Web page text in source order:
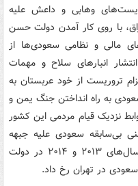
وهابی و داعش علیه
با روی کار آمدن دولت حسن
مالی و نظامی سعودی‌ها از
انبارهای سلاح و مهمات
تروریست از خود عربستان به
به راه انداختن جنگ یمن و
نزدیک قیام مردمی این کشور
بی‌سابقه سعودی علیه جبهه
مقاومت و دوستان ایران در منطقه در سال‌های ۲۰۱۳ و ۲۰۱۴ در دولت
در تهران رخ داد.